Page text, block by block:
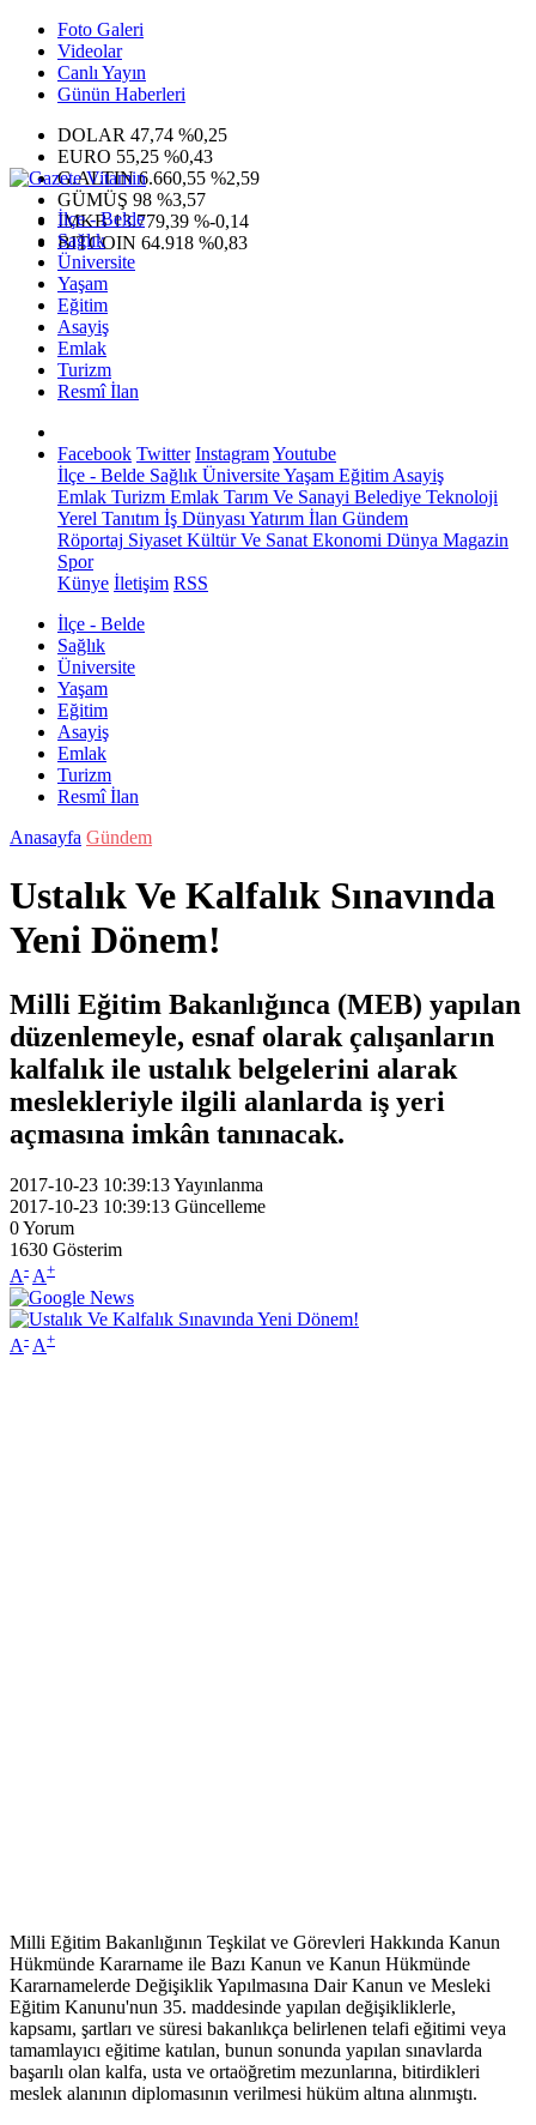
Foto Galeri
Videolar
Canlı Yayın
Günün Haberleri
DOLAR 47,74 %0,25
EURO 55,25 %0,43
G.ALTIN6.660,55 %2,59
GÜMÜŞ 98 %3,57
IMKB13.779,39 %-0,14
BITCOIN 64.918 %0,83
İlçe - Belde
Sağlık
Üniversite
Yaşam
Eğitim
Asayiş
Emlak
Turizm
Resmî İlan
Facebook Twitter InstagramYoutube
İlçe - Belde Sağlık ÜniversiteYaşam Eğitim Asayiş
Emlak Turizm Emlak Tarım Ve Sanayi Belediye Teknoloji
Yerel Tanıtım İş Dünyası Yatırım İlan Gündem
Röportaj Siyaset Kültür Ve Sanat Ekonomi Dünya Magazin
Spor
Künye İletişim RSS
İlçe - Belde
Sağlık
Üniversite
Yaşam
Eğitim
Asayiş
Emlak
Turizm
Resmî İlan
Anasayfa Gündem
Ustalık Ve Kalfalık Sınavında
Yeni Dönem!
Milli Eğitim Bakanlığınca (MEB) yapılan
düzenlemeyle, esnaf olarak çalışanların
kalfalık ile ustalık belgelerini alarak
meslekleriyle ilgili alanlarda iş yeri
açmasına imkân tanınacak.
2017-10-23 10:39:13Yayınlanma
2017-10-23 10:39:13 Güncelleme
0Yorum
1630 Gösterim
A- A+
A- A+
Milli Eğitim Bakanlığının Teşkilat ve Görevleri Hakkında Kanun
Hükmünde Kararname ile Bazı Kanun ve Kanun Hükmünde
Kararnamelerde Değişiklik Yapılmasına Dair Kanun ve Mesleki
Eğitim Kanunu'nun 35. maddesinde yapılan değişikliklerle,
kapsamı, şartları ve süresi bakanlıkça belirlenen telafi eğitimi veya
tamamlayıcı eğitime katılan, bunun sonunda yapılan sınavlarda
başarılı olan kalfa, usta ve ortaöğretim mezunlarına, bitirdikleri
meslek alanının diplomasının verilmesi hüküm altına alınmıştı.